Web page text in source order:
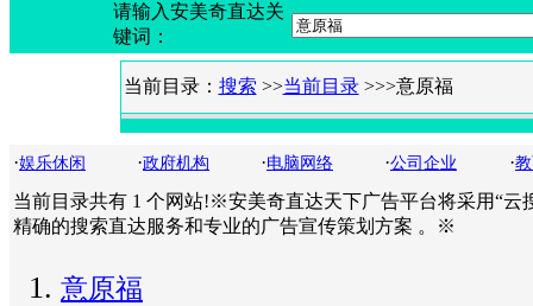
请输入安美奇直达关
键词：
当前目录： 搜索 >>当前目录>>>意原福
·娱乐休闲 ·政府机构 ·电脑网络 ·公司企业 ·
当前目录共有 1 个网站!※安美奇直达天下广告平台将采用“云
精确的搜索直达服务和专业的广告宣传策划方案 。※
意原福